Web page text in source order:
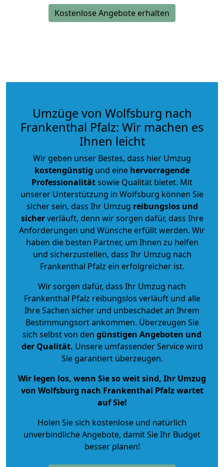
Kostenlose Angebote erhalten
Umzüge von Wolfsburg nach
Frankenthal Pfalz: Wir machen es
Ihnen leicht
Wir geben unser Bestes, dass hier Umzug
kostengünstig und eine hervorragende
Professionalitätsowie Qualität bietet. Mit
unserer Unterstützung in Wolfsburg können Sie
sicher sein, dass Ihr Umzug reibungslos und
sicherverläuft, denn wir sorgen dafür, dass Ihre
Anforderungen und Wünsche erfüllt werden. Wir
haben die besten Partner, um Ihnen zu helfen
und sicherzustellen, dass Ihr Umzug nach
Frankenthal Pfalz ein erfolgreicher ist.
Wir sorgen dafür, dass Ihr Umzug nach
Frankenthal Pfalz reibungslos verläuft und alle
Ihre Sachen sicher und unbeschadet an Ihrem
Bestimmungsort ankommen. Überzeugen Sie
sich selbst von den günstigen Angeboten und
der Qualität. Unsere umfassender Service wird
Sie garantiert überzeugen.
Wir legen los, wenn Sie so weit sind, Ihr Umzug
von Wolfsburg nach Frankenthal Pfalz wartet
auf Sie!
Holen Sie sich kostenlose und natürlich
unverbindliche Angebote, damit Sie Ihr Budget
besser planen!